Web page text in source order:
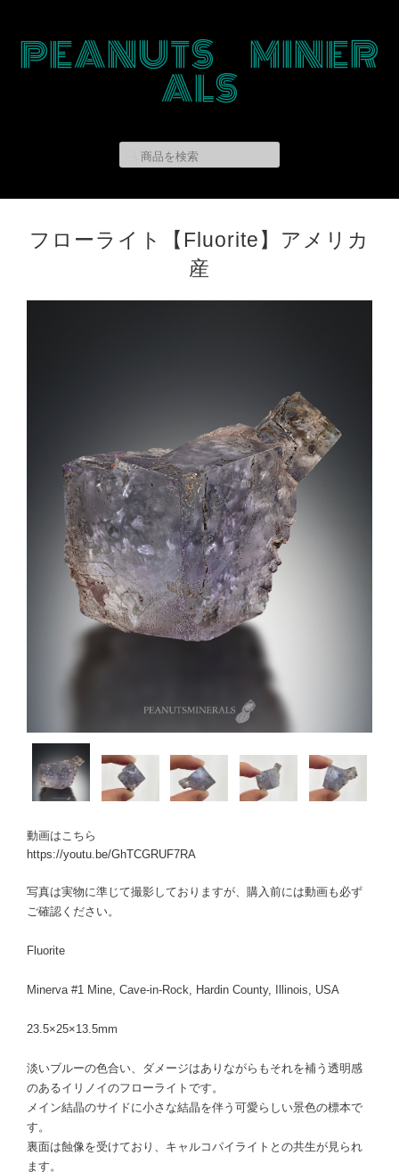
PEANUTS MINER
ALS
フローライト【Fluorite】アメリカ
産
動画はこちら
https://youtu.be/GhTCGRUF7RA
写真は実物に準じて撮影しておりますが、購入前には動画も必ず
ご確認ください。
Fluorite
Minerva #1 Mine, Cave-in-Rock, Hardin County, Illinois, USA
23.5×25×13.5mm
淡いブルーの色合い、ダメージはありながらもそれを補う透明感
のあるイリノイのフローライトです。
メイン結晶のサイドに小さな結晶を伴う可愛らしい景色の標本で
す。
裏面は蝕像を受けており、キャルコパイライトとの共生が見られ
ます。